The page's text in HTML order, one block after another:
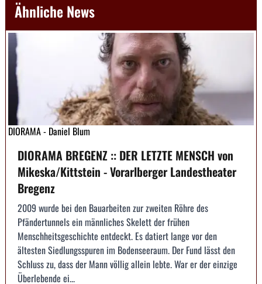
Ähnliche News
DIORAMA - Daniel Blum
DIORAMA BREGENZ :: DER LETZTE MENSCH von
Mikeska/Kittstein - Vorarlberger Landestheater
Bregenz
2009 wurde bei den Bauarbeiten zur zweiten Röhre des
Pfändertunnels ein männliches Skelett der frühen
Menschheitsgeschichte entdeckt. Es datiert lange vor den
ältesten Siedlungsspuren im Bodenseeraum. Der Fund lässt den
Schluss zu, dass der Mann völlig allein lebte. War er der einzige
Überlebende ei...